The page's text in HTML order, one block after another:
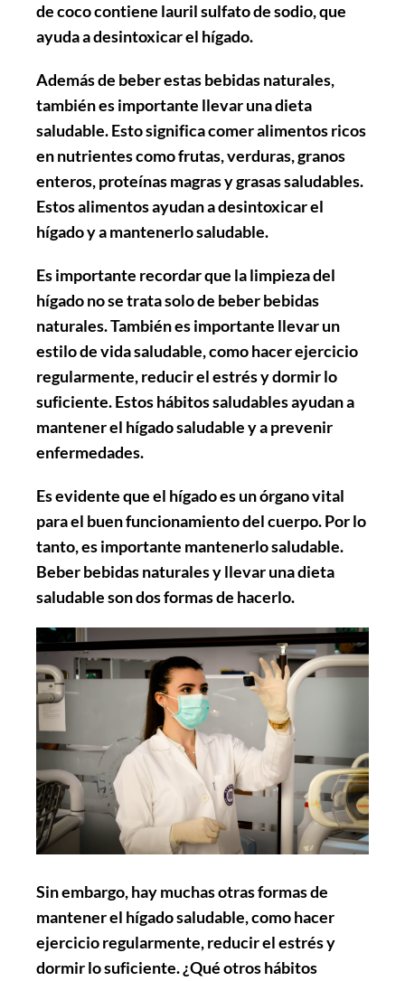
de coco contiene lauril sulfato de sodio, que
ayuda a desintoxicar el hígado.
Además de beber estas bebidas naturales,
también es importante llevar una dieta
saludable. Esto significa comer alimentos ricos
en nutrientes como frutas, verduras, granos
enteros, proteínas magras y grasas saludables.
Estos alimentos ayudan a desintoxicar el
hígado y a mantenerlo saludable.
Es importante recordar que la limpieza del
hígado no se trata solo de beber bebidas
naturales. También es importante llevar un
estilo de vida saludable, como hacer ejercicio
regularmente, reducir el estrés y dormir lo
suficiente. Estos hábitos saludables ayudan a
mantener el hígado saludable y a prevenir
enfermedades.
Es evidente que el hígado es un órgano vital
para el buen funcionamiento del cuerpo. Por lo
tanto, es importante mantenerlo saludable.
Beber bebidas naturales y llevar una dieta
saludable son dos formas de hacerlo.
Sin embargo, hay muchas otras formas de
mantener el hígado saludable, como hacer
ejercicio regularmente, reducir el estrés y
dormir lo suficiente. ¿Qué otros hábitos